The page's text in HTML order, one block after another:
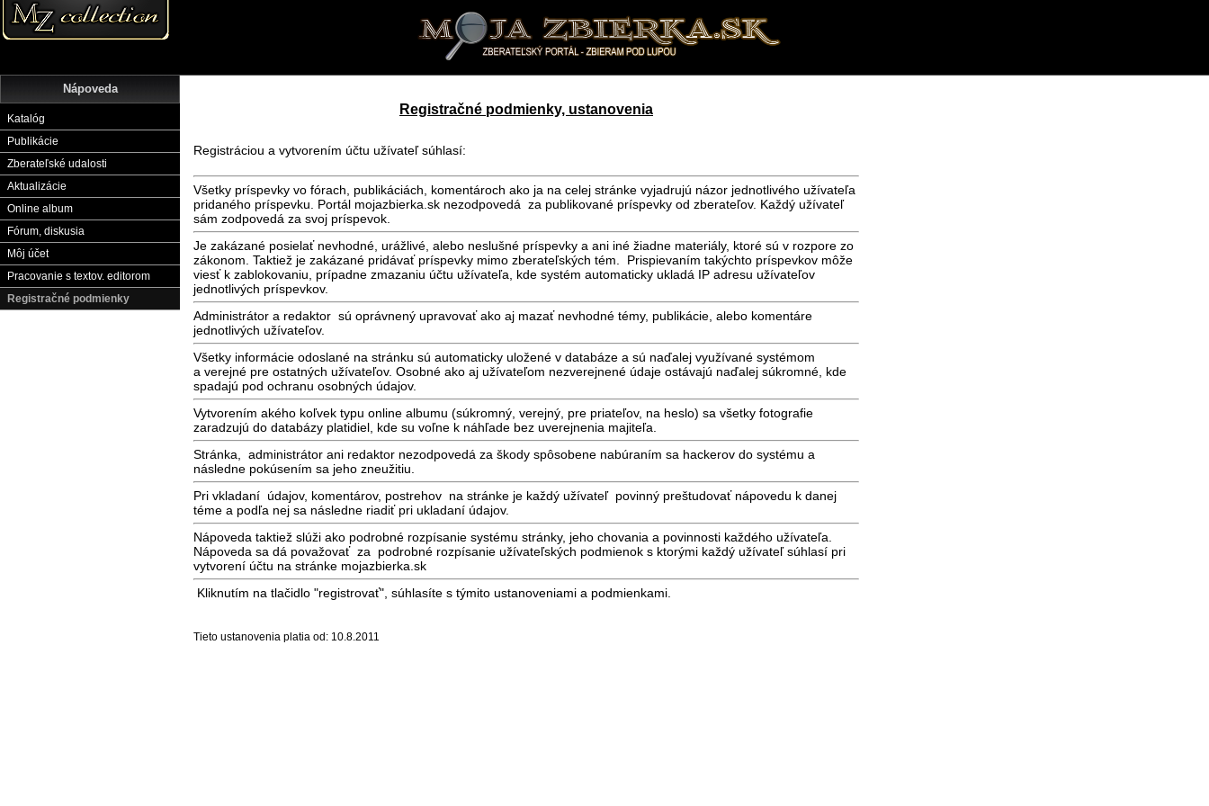
Nápoveda
Katalóg
Publikácie
Zberateľské udalosti
Aktualizácie
Online album
Fórum, diskusia
Môj účet
Pracovanie s textov. editorom
Registračné podmienky
Registračné podmienky, ustanovenia
Registráciou a vytvorením účtu užívateľ súhlasí:
Všetky príspevky vo fórach, publikáciách, komentároch ako ja na celej stránke vyjadrujú názor jednotlivého užívateľa
pridaného príspevku. Portál mojazbierka.sk nezodpovedá za publikované príspevky od zberateľov. Každý užívateľ
sám zodpovedá za svoj príspevok.
Je zakázané posielať nevhodné, urážlivé, alebo neslušné príspevky a ani iné žiadne materiály, ktoré sú v rozpore zo
zákonom. Taktiež je zakázané pridávať príspevky mimo zberateľských tém. Prispievaním takýchto príspevkov môže
viesť k zablokovaniu, prípadne zmazaniu účtu užívateľa, kde systém automaticky ukladá IP adresu užívateľov
jednotlivých príspevkov.
Administrátor a redaktor sú oprávnený upravovať ako aj mazať nevhodné témy, publikácie, alebo komentáre
jednotlivých užívateľov.
Všetky informácie odoslané na stránku sú automaticky uložené v databáze a sú naďalej využívané systémom
a verejné pre ostatných užívateľov. Osobné ako aj užívateľom nezverejnené údaje ostávajú naďalej súkromné, kde
spadajú pod ochranu osobných údajov.
Vytvorením akého koľvek typu online albumu (súkromný, verejný, pre priateľov, na heslo) sa všetky fotografie
zaradzujú do databázy platidiel, kde su voľne k náhľade bez uverejnenia majiteľa.
Stránka, administrátor ani redaktor nezodpovedá za škody spôsobene nabúraním sa hackerov do systému a
následne pokúsením sa jeho zneužitiu.
Pri vkladaní údajov, komentárov, postrehov na stránke je každý užívateľ povinný preštudovať nápovedu k danej
téme a podľa nej sa následne riadiť pri ukladaní údajov.
Nápoveda taktiež slúži ako podrobné rozpísanie systému stránky, jeho chovania a povinnosti každého užívateľa.
Nápoveda sa dá považovať za podrobné rozpísanie užívateľských podmienok s ktorými každý užívateľ súhlasí pri
vytvorení účtu na stránke mojazbierka.sk
Kliknutím na tlačidlo "registrovať", súhlasíte s týmito ustanoveniami a podmienkami.
Tieto ustanovenia platia od: 10.8.2011